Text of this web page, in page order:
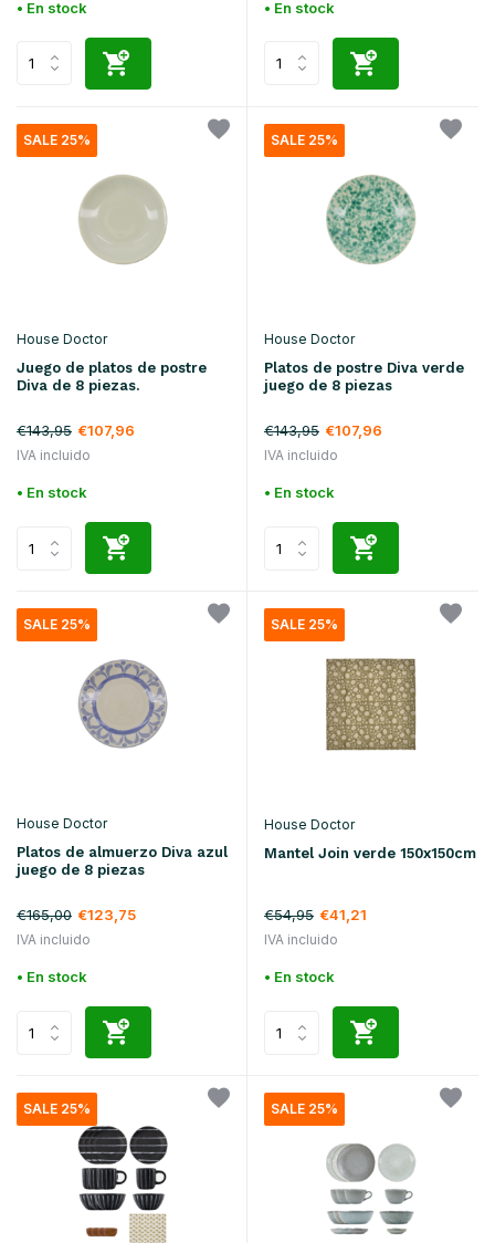
• En stock • En stock
SALE 25%
House Doctor
Juego de platos de postre
Diva de 8 piezas.
€143,95 €107,96
IVA incluido
• En stock
SALE 25%
House Doctor
Platos de postre Diva verde
juego de 8 piezas
€143,95 €107,96
IVA incluido
• En stock
SALE 25%
House Doctor
Platos de almuerzo Diva azul
juego de 8 piezas
€165,00 €123,75
IVA incluido
• En stock
SALE 25%
House Doctor
Mantel Join verde 150x150cm
€54,95 €41,21
IVA incluido
• En stock
SALE 25% SALE 25%